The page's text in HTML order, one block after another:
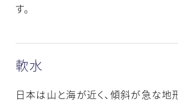
す。
軟水
日本は山と海が近く、傾斜が急な地